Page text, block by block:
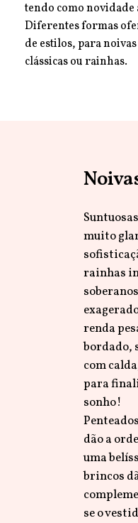
tendo como novidade
Diferentes formas
de estilos, para
clássicas ou rainhas.
muito
rainhas
renda
bordado,
com
para
sonho!
dão a
uma
brincos
se o